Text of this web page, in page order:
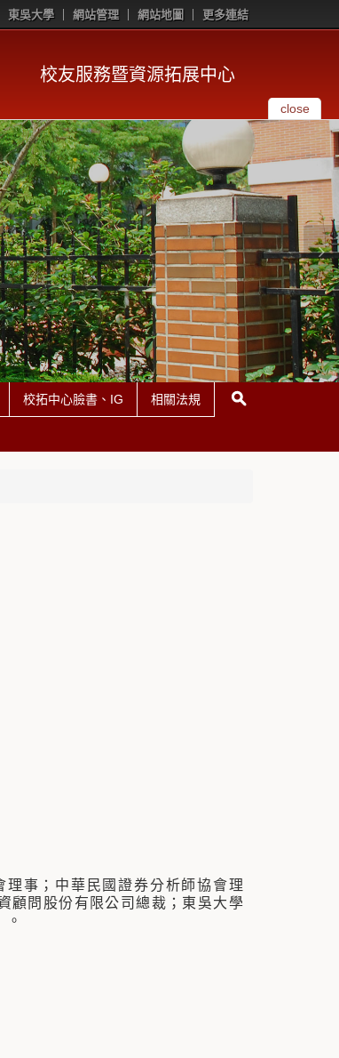
東吳大學 網站管理 網站地圖 更多連結
校友服務暨資源拓展中心
close
校拓中心臉書、IG 相關法規
事；中華民國證券分析師協會理
顧問股份有限公司總裁；東吳大學